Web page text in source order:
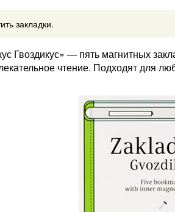
закладки.
Гвоздикус» — пять магнитных
чтение. Подходят для